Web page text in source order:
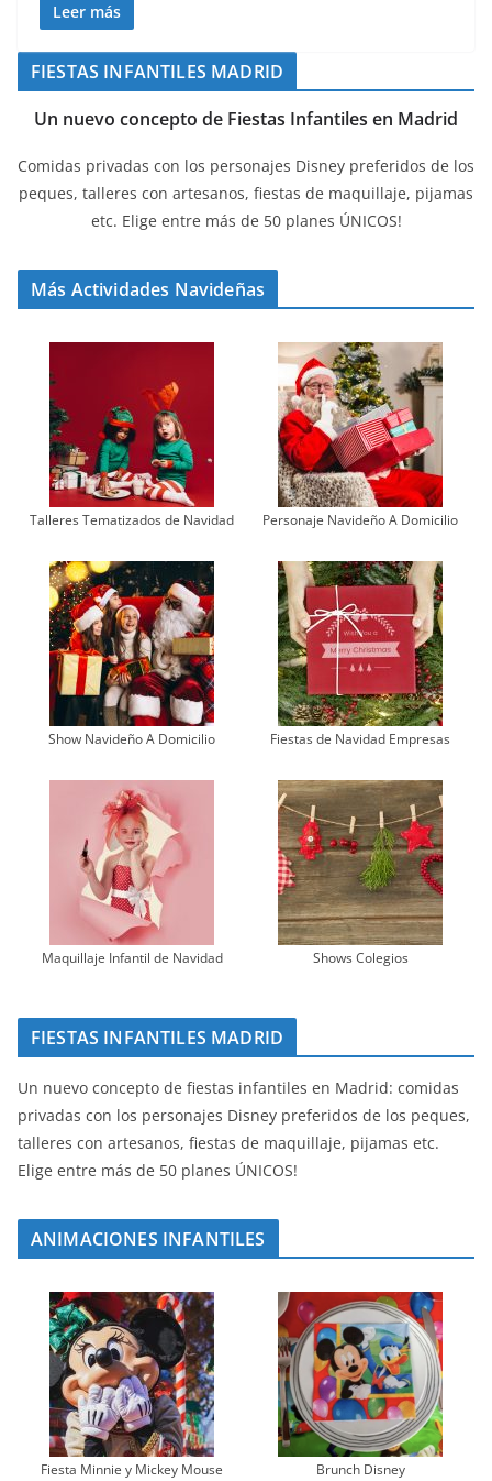
Leer más
FIESTAS INFANTILES MADRID
Un nuevo concepto de Fiestas Infantiles en Madrid
Comidas privadas con los personajes Disney preferidos de los
peques, talleres con artesanos, fiestas de maquillaje, pijamas
etc. Elige entre más de 50 planes ÚNICOS!
Más Actividades Navideñas
Talleres Tematizados de Navidad Personaje Navideño A Domicilio
Show Navideño A Domicilio Fiestas de Navidad Empresas
Maquillaje Infantil de Navidad Shows Colegios
FIESTAS INFANTILES MADRID
Un nuevo concepto de fiestas infantiles en Madrid: comidas
privadas con los personajes Disney preferidos de los peques,
talleres con artesanos, fiestas de maquillaje, pijamas etc.
Elige entre más de 50 planes ÚNICOS!
ANIMACIONES INFANTILES
Fiesta Minnie y Mickey Mouse Brunch Disney